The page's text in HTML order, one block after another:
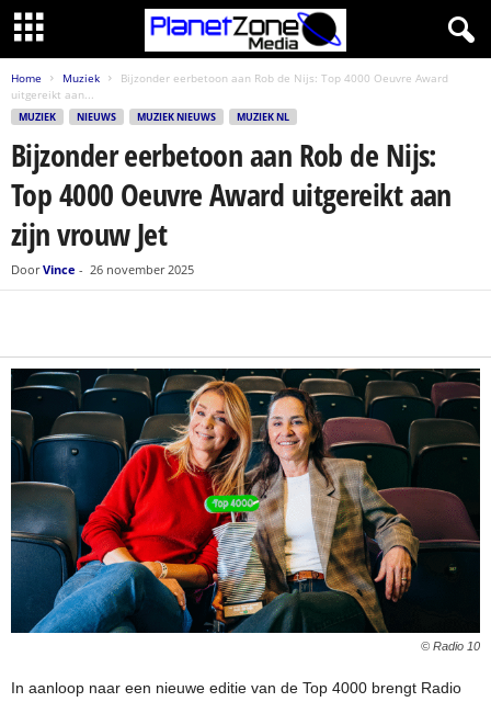
Home Muziek
Bijzonder eerbetoon aan Rob de Nijs: Top 4000 Oeuvre Award
uitgereikt aan...
MUZIEK NIEUWS MUZIEK NIEUWS MUZIEK NL
Bijzonder eerbetoon aan Rob de Nijs:
Top 4000 Oeuvre Award uitgereikt aan
zijn vrouw Jet
Door Vince - 26 november 2025
© Radio 10
In aanloop naar een nieuwe editie van de Top 4000 brengt Radio